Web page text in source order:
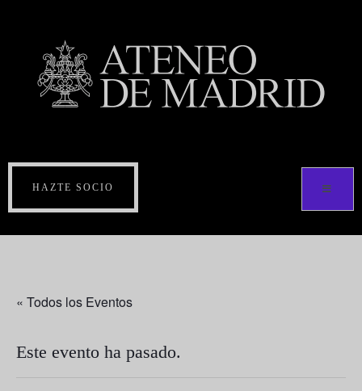
HAZTE SOCIO
« Todos los Eventos
Este evento ha pasado.